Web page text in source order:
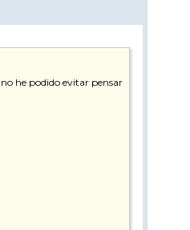
he podido evitar pensar